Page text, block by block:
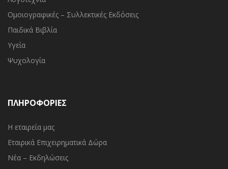
Ομοιογραφικές – Συλλεκτικές Εκδόσεις
Παιδικά Βιβλία
Υγεία
Ψυχολογία
ΠΛΗΡΟΦΟΡΙΕΣ
Η εταιρεία μας
Εταιρικά Επιχειρηματικά Δώρα
Νέα – Εκδηλώσεις